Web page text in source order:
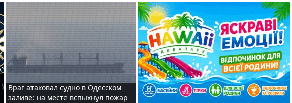
Враг атаковал судно в Одесском
заливе: на месте вспыхнул пожар